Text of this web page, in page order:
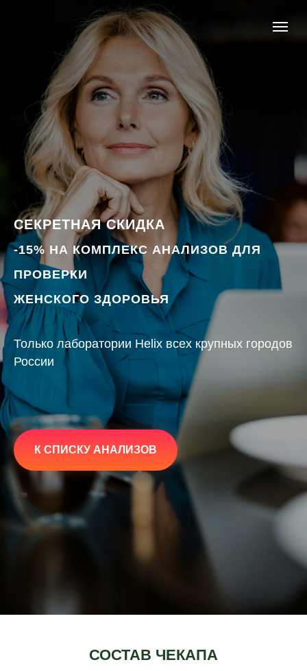
СЕКРЕТНАЯ СКИДКА
-15% НА КОМПЛЕКС АНАЛИЗОВ ДЛЯ
ПРОВЕРКИ
ЖЕНСКОГО ЗДОРОВЬЯ
Только лаборатории Helix всех крупных городов
России
К СПИСКУ АНАЛИЗОВ
СОСТАВ ЧЕКАПА